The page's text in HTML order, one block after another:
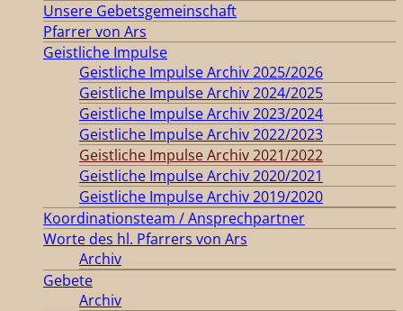
Unsere Gebetsgemeinschaft
Pfarrer von Ars
Geistliche Impulse
Geistliche Impulse Archiv 2025/2026
Geistliche Impulse Archiv 2024/2025
Geistliche Impulse Archiv 2023/2024
Geistliche Impulse Archiv 2022/2023
Geistliche Impulse Archiv 2021/2022
Geistliche Impulse Archiv 2020/2021
Geistliche Impulse Archiv 2019/2020
Koordinationsteam / Ansprechpartner
Worte des hl. Pfarrers von Ars
Archiv
Gebete
Archiv